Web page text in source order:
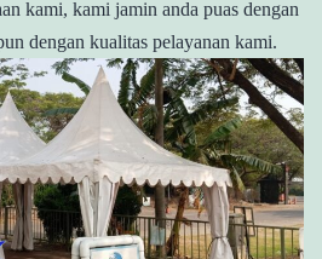
kami, kami jamin anda puas dengan
dengan kualitas pelayanan kami.